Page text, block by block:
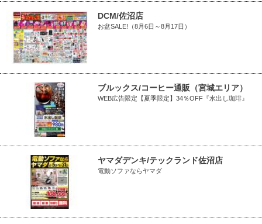
DCM/佐沼店
お盆SALE!（8月6日～8月17日）
ブルックス/コーヒー通販（宮城エリア）
WEB広告限定【夏季限定】34％OFF『水出し珈琲』
ヤマダデンキ/テックランド佐沼店
電動ソファならヤマダ